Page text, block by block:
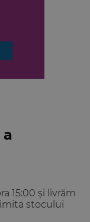
15:00 și livrăm
stocului